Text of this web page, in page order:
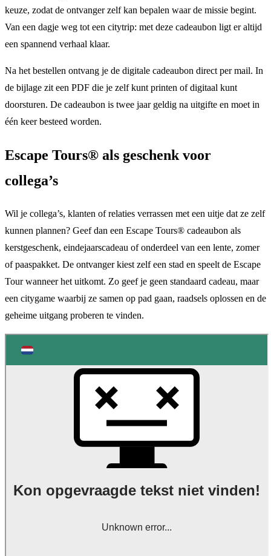
keuze, zodat de ontvanger zelf kan bepalen waar de missie begint.
Van een dagje weg tot een citytrip: met deze cadeaubon ligt er altijd
een spannend verhaal klaar.
Na het bestellen ontvang je de digitale cadeaubon direct per mail. In
de bijlage zit een PDF die je zelf kunt printen of digitaal kunt
doorsturen. De cadeaubon is twee jaar geldig na uitgifte en moet in
één keer besteed worden.
Escape Tours® als geschenk voor
collega’s
Wil je collega’s, klanten of relaties verrassen met een uitje dat ze zelf
kunnen plannen? Geef dan een Escape Tours® cadeaubon als
kerstgeschenk, eindejaarscadeau of onderdeel van een lente, zomer
of paaspakket. De ontvanger kiest zelf een stad en speelt de Escape
Tour wanneer het uitkomt. Zo geef je geen standaard cadeau, maar
een citygame waarbij ze samen op pad gaan, raadsels oplossen en de
geheime uitgang proberen te vinden.